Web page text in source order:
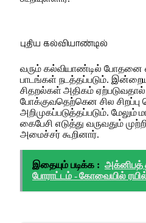
புதிய கல்வியாண்டில்
வரும் கல்வியாண்டில் போதனை
பாடங்கள் நடத்தப்படும்.
சிதறல்கள் அதிகம்
போக்குவதெற்கென சில சிறப்பு
அறிமுகப்படுத்தப்படும்.
கைபேசி எடுத்து வருவதும்
அமைச்சர் கூறினார்.
இதையும் படிக்க : அக்னிபத்
போராட்டம் - கோவையில்